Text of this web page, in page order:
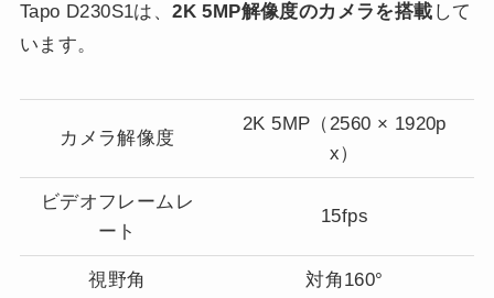
Tapo D230S1は、2K 5MP解像度のカメラを搭載 して
います。
カメラ解像度
2K 5MP（2560 × 1920p
x）
ビデオフレームレ
ート
15fps
視野角 対角160°